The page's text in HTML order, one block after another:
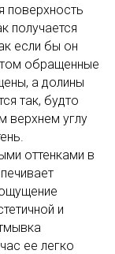
поверхность
получается
если бы он
обращенные
а долины
так, будто
верхнем углу
оттенками в
и
ее легко